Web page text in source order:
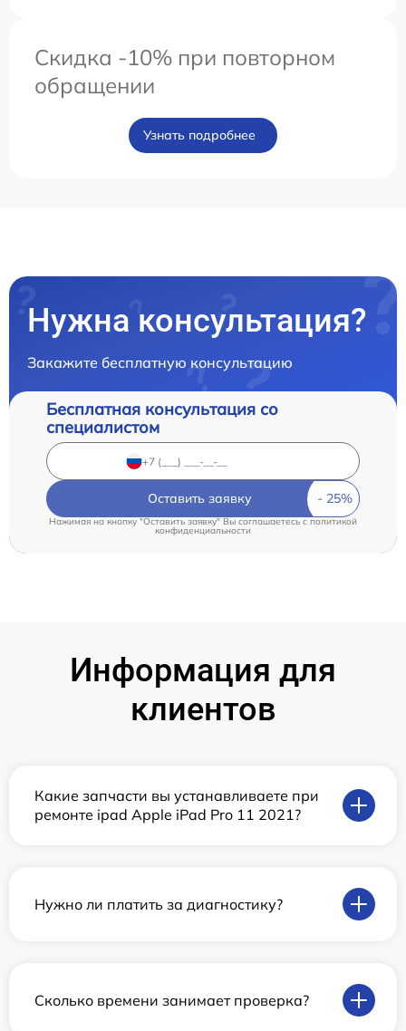
Скидка -10% при повторном
обращении
Узнать подробнее
Нужна консультация?
Закажите бесплатную консультацию
Бесплатная консультация со
специалистом
Оставить заявку
Нажимая на кнопку "Оставить заявку" Вы соглашаетесь cполитикой
конфиденциальности
Информация для
клиентов
Какие запчасти вы устанавливаете при
ремонте ipad Apple iPad Pro 11 2021?
Нужно ли платить за диагностику?
Сколько времени занимает проверка?